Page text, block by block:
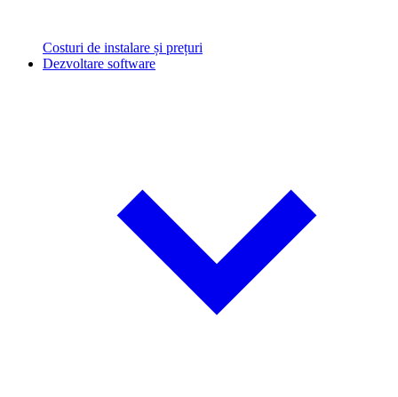
Costuri de instalare și prețuri
Dezvoltare software